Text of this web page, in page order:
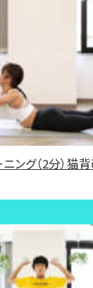
ング（2分）猫